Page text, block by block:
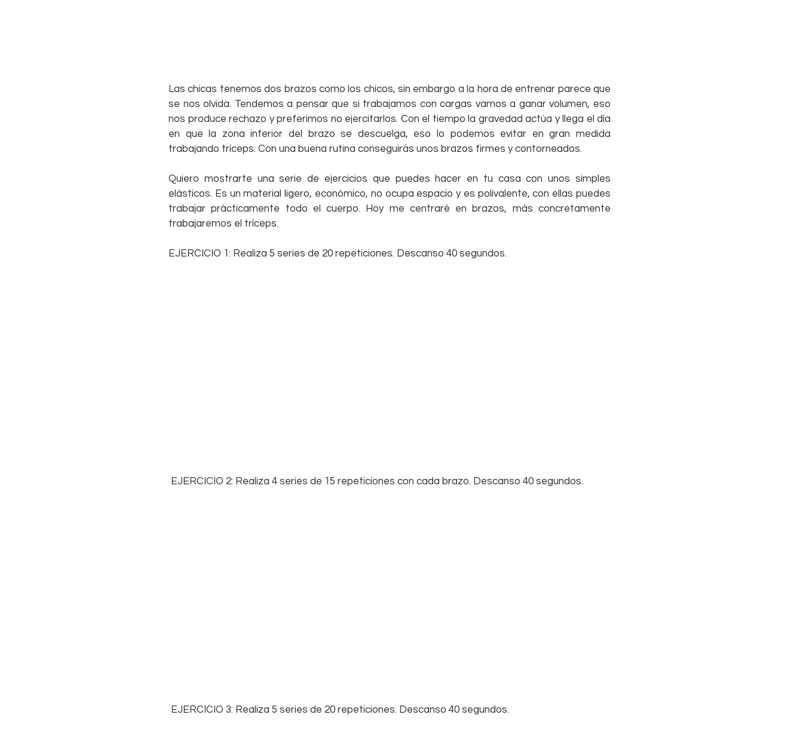
Las chicas tenemos dos brazos como los chicos, sin embargo a la hora de entrenar parece que
se nos olvida. Tendemos a pensar que si trabajamos con cargas vamos a ganar volumen, eso
nos produce rechazo y preferimos no ejercitarlos. Con el tiempo la gravedad actúa y llega el día
en que la zona inferior del brazo se descuelga, eso lo podemos evitar en gran medida
trabajando tríceps. Con una buena rutina conseguirás unos brazos firmes y contorneados.
Quiero mostrarte una serie de ejercicios que puedes hacer en tu casa con unos simples
elásticos. Es un material ligero, económico, no ocupa espacio y es polivalente, con ellas puedes
trabajar prácticamente todo el cuerpo. Hoy me centraré en brazos, más concretamente
trabajaremos el tríceps.
EJERCICIO 1: Realiza 5 series de 20 repeticiones. Descanso 40 segundos.
EJERCICIO 2: Realiza 4 series de 15 repeticiones con cada brazo. Descanso 40 segundos.
EJERCICIO 3: Realiza 5 series de 20 repeticiones. Descanso 40 segundos.